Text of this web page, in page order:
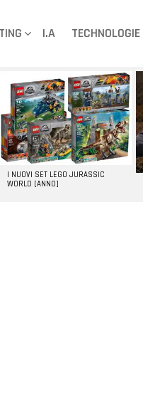
I.A TECHNOLOGIE
I NUOVI SET LEGO JURASSIC
WORLD [ANNO]